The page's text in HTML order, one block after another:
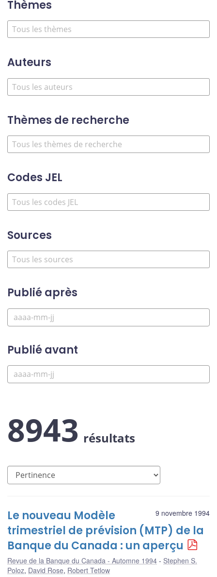
Thèmes
Auteurs
Thèmes de recherche
Codes JEL
Sources
Publié après
Publié avant
8943 résultats
9 novembre 1994
Le nouveau Modèle
trimestriel de prévision (MTP) de la
Banque du Canada : un aperçu
Revue de la Banque du Canada - Automne 1994
Stephen S.
Poloz, David Rose, Robert Tetlow